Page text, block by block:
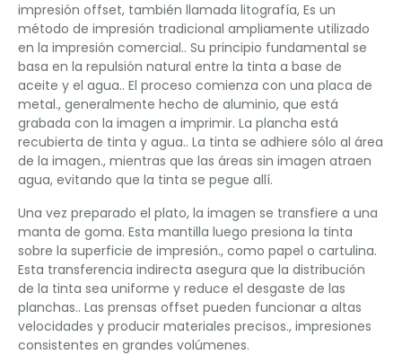
impresión offset, también llamada litografía, Es un
método de impresión tradicional ampliamente utilizado
en la impresión comercial.. Su principio fundamental se
basa en la repulsión natural entre la tinta a base de
aceite y el agua.. El proceso comienza con una placa de
metal., generalmente hecho de aluminio, que está
grabada con la imagen a imprimir. La plancha está
recubierta de tinta y agua.. La tinta se adhiere sólo al área
de la imagen., mientras que las áreas sin imagen atraen
agua, evitando que la tinta se pegue allí.
Una vez preparado el plato, la imagen se transfiere a una
manta de goma. Esta mantilla luego presiona la tinta
sobre la superficie de impresión., como papel o cartulina.
Esta transferencia indirecta asegura que la distribución
de la tinta sea uniforme y reduce el desgaste de las
planchas.. Las prensas offset pueden funcionar a altas
velocidades y producir materiales precisos., impresiones
consistentes en grandes volúmenes.